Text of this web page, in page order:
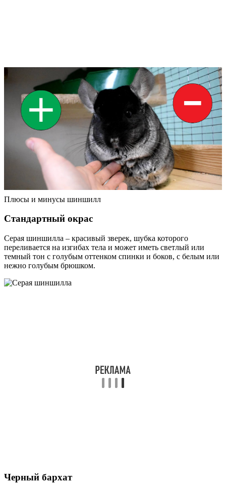
Плюсы и минусы шиншилл
Стандартный окрас
Серая шиншилла – красивый зверек, шубка которого
переливается на изгибах тела и может иметь светлый или
темный тон с голубым оттенком спинки и боков, с белым или
нежно голубым брюшком.
Черный бархат